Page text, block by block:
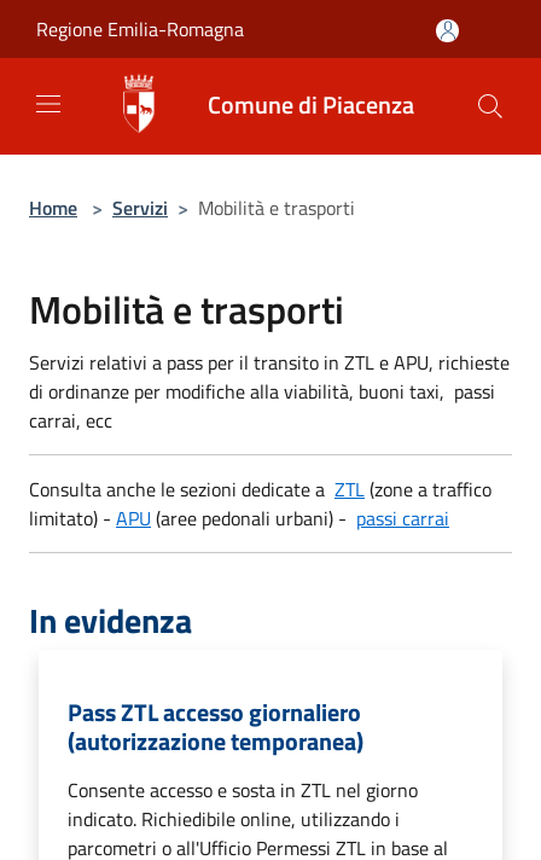
Regione Emilia-Romagna
Comune di Piacenza
Home > Servizi > Mobilità e trasporti
Mobilità e trasporti
Servizi relativi a pass per il transito in ZTL e APU, richieste
di ordinanze per modifiche alla viabilità, buoni taxi, passi
carrai, ecc
Consulta anche le sezioni dedicate a ZTL(zone a traffico
limitato) - APU (aree pedonali urbani) - passi carrai
In evidenza
Pass ZTL accesso giornaliero
(autorizzazione temporanea)
Consente accesso e sosta in ZTL nel giorno
indicato. Richiedibile online, utilizzando i
parcometri o all'Ufficio Permessi ZTL in base al